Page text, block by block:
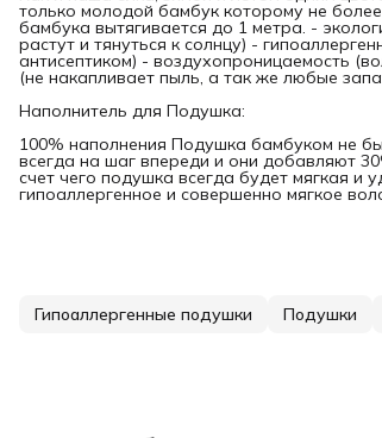
только молодой бамбук которому не
бамбука вытягивается до 1 метра. -
растут и тянуться к солнцу) -
антисептиком) - воздухопроницаемость
(не накапливает пыль, а так же любые
Наполнитель для Подушка:
100% наполнения Подушка бамбуком не
всегда на шаг впереди и они добавляют
счет чего подушка всегда будет мягкая и
гипоаллергенное и совершенно мягкое
Гипоаллергенные подушки Подушки